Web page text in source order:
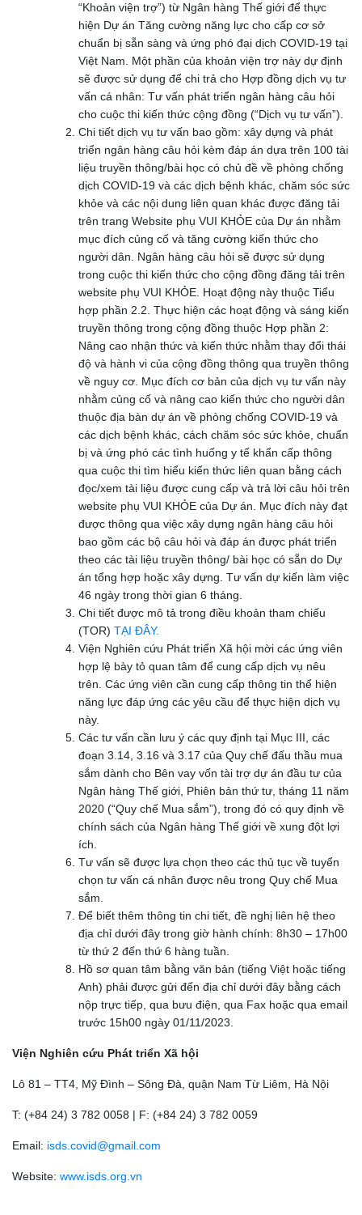
“Khoản viện trợ”) từ Ngân hàng Thế giới để thực
hiện Dự án Tăng cường năng lực cho cấp cơ sở
chuẩn bị sẵn sàng và ứng phó đại dịch COVID-19 tại
Việt Nam. Một phần của khoản viện trợ này dự định
sẽ được sử dụng để chi trả cho Hợp đồng dịch vụ tư
vấn cá nhân: Tư vấn phát triển ngân hàng câu hỏi
cho cuộc thi kiến thức cộng đồng (“Dịch vụ tư vấn”).
Chi tiết dịch vụ tư vấn bao gồm: xây dựng và phát
triển ngân hàng câu hỏi kèm đáp án dựa trên 100 tài
liệu truyền thông/bài học có chủ đề về phòng chống
dịch COVID-19 và các dịch bệnh khác, chăm sóc sức
khỏe và các nội dung liên quan khác được đăng tải
trên trang Website phụ VUI KHỎE của Dự án nhằm
mục đích củng cố và tăng cường kiến thức cho
người dân. Ngân hàng câu hỏi sẽ được sử dụng
trong cuộc thi kiến thức cho cộng đồng đăng tải trên
website phụ VUI KHỎE. Hoạt động này thuộc Tiểu
hợp phần 2.2. Thực hiện các hoạt động và sáng kiến
truyền thông trong cộng đồng thuộc Hợp phần 2:
Nâng cao nhận thức và kiến thức nhằm thay đổi thái
độ và hành vi của cộng đồng thông qua truyền thông
về nguy cơ. Mục đích cơ bản của dịch vụ tư vấn này
nhằm củng cố và nâng cao kiến thức cho người dân
thuộc địa bàn dự án về phòng chống COVID-19 và
các dịch bệnh khác, cách chăm sóc sức khỏe, chuẩn
bị và ứng phó các tình huống y tế khẩn cấp thông
qua cuộc thi tìm hiểu kiến thức liên quan bằng cách
đọc/xem tài liệu được cung cấp và trả lời câu hỏi trên
website phụ VUI KHỎE của Dự án. Mục đích này đạt
được thông qua việc xây dựng ngân hàng câu hỏi
bao gồm các bộ câu hỏi và đáp án được phát triển
theo các tài liệu truyền thông/ bài học có sẵn do Dự
án tổng hợp hoặc xây dựng. Tư vấn dự kiến làm việc
46 ngày trong thời gian 6 tháng.
Chi tiết được mô tả trong điều khoản tham chiếu
(TOR) TẠI ĐÂY.
Viện Nghiên cứu Phát triển Xã hội mời các ứng viên
hợp lệ bày tỏ quan tâm để cung cấp dịch vụ nêu
trên. Các ứng viên cần cung cấp thông tin thể hiện
năng lực đáp ứng các yêu cầu để thực hiện dịch vụ
này.
Các tư vấn cần lưu ý các quy định tại Mục III, các
đoạn 3.14, 3.16 và 3.17 của Quy chế đấu thầu mua
sắm dành cho Bên vay vốn tài trợ dự án đầu tư của
Ngân hàng Thế giới, Phiên bản thứ tư, tháng 11 năm
2020 (“Quy chế Mua sắm”), trong đó có quy định về
chính sách của Ngân hàng Thế giới về xung đột lợi
ích.
Tư vấn sẽ được lựa chọn theo các thủ tục về tuyển
chọn tư vấn cá nhân được nêu trong Quy chế Mua
sắm.
Để biết thêm thông tin chi tiết, đề nghị liên hệ theo
địa chỉ dưới đây trong giờ hành chính: 8h30 – 17h00
từ thứ 2 đến thứ 6 hàng tuần.
Hồ sơ quan tâm bằng văn bản (tiếng Việt hoặc tiếng
Anh) phải được gửi đến địa chỉ dưới đây bằng cách
nộp trực tiếp, qua bưu điện, qua Fax hoặc qua email
trước 15h00 ngày 01/11/2023.
Viện Nghiên cứu Phát triển Xã hội
Lô 81 – TT4, Mỹ Đình – Sông Đà, quận Nam Từ Liêm, Hà Nội
T: (+84 24) 3 782 0058 | F: (+84 24) 3 782 0059
Email: isds.covid@gmail.com
Website: www.isds.org.vn